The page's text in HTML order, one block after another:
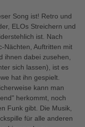
Song ist! Retro und
ELOs Streichern und
ist. Nach
Nächten, Auftritten mit
ihnen dabei zusehen,
sich lassen), ist es
hat ihn gespielt.
kann man
herkommt, noch
Funk gibt. Die Musik,
für alle anderen